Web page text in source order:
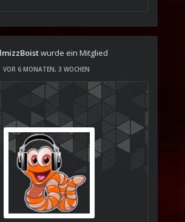
wurde ein Mitglied
VOR 6 MONATEN, 3 WOCHEN